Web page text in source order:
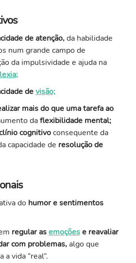
de atenção,da habilidade
num grande campo de
da impulsividade e ajuda na
devisão;
mais do que uma tarefa ao
daflexibilidade mental;
cognitivoconsequente da
capacidade de resolução de
do humor e sentimentos
regular asemoçõese reavaliar
com problemas,algo que
a vida “real”.